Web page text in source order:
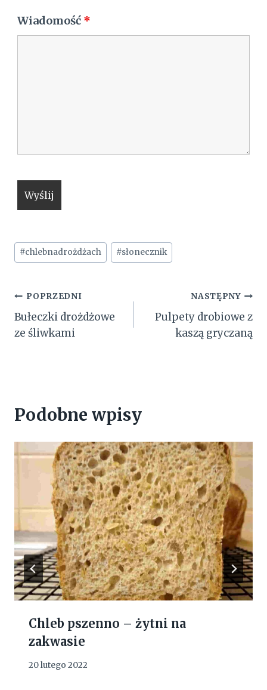
Wiadomość *
Tagi
wpisu:
#chlebnadrożdżach #słonecznik
Nawigacja
wpisu
POPRZEDNI
Bułeczki drożdżowe
ze śliwkami
NASTĘPNY
Pulpety drobiowe z
kaszą gryczaną
Podobne wpisy
Chleb pszenno – żytni na
zakwasie
20 lutego 2022